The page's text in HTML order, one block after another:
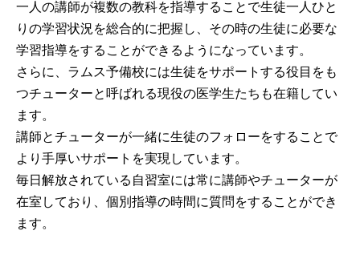
一人の講師が複数の教科を指導することで生徒一人ひと
りの学習状況を総合的に把握し、その時の生徒に必要な
学習指導をすることができるようになっています。
さらに、ラムス予備校には生徒をサポートする役目をも
つチューターと呼ばれる現役の医学生たちも在籍してい
ます。
講師とチューターが一緒に生徒のフォローをすることで
より手厚いサポートを実現しています。
毎日解放されている自習室には常に講師やチューターが
在室しており、個別指導の時間に質問をすることができ
ます。